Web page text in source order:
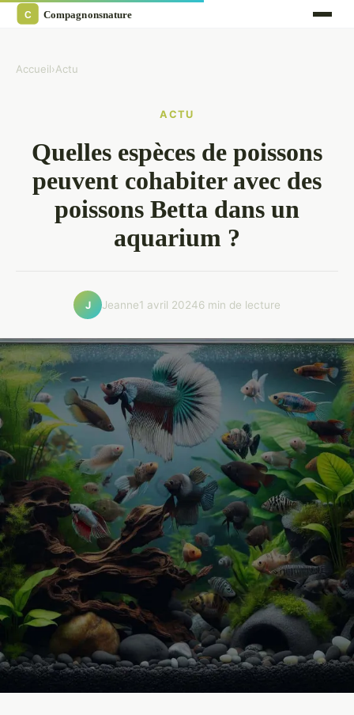
Accueil›Actu
ACTU
Quelles espèces de poissons
peuvent cohabiter avec des
poissons Betta dans un
aquarium ?
J Jeanne1 avril 20246 min de lecture